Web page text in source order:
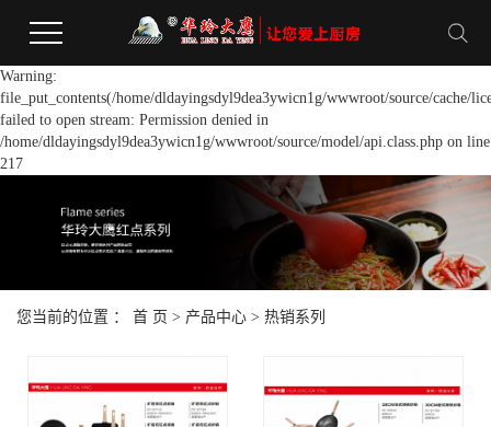
Warning:
file_put_contents(/home/dldayingsdyl9dea3ywicn1g/wwwroot/source/cache/
failed to open stream: Permission denied in
/home/dldayingsdyl9dea3ywicn1g/wwwroot/source/model/api.class.php on line
217
您当前的位置 ： 首 页 > 产品中心 > 热销系列